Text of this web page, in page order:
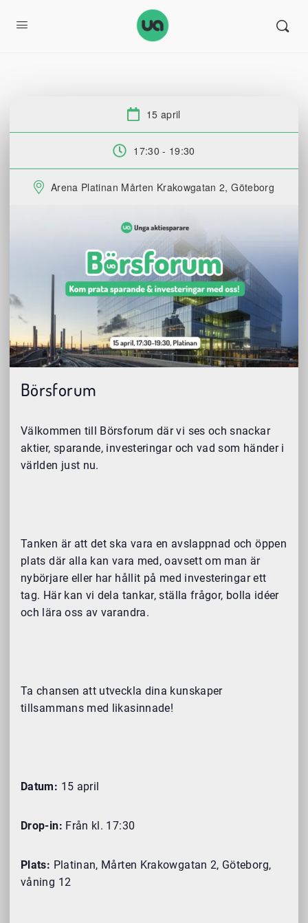
Datum:
15 april
Tid:
17:30 - 19:30
Plats:
Arena Platinan Mårten Krakowgatan 2, Göteborg
Börsforum
Välkommen till Börsforum där vi ses och snackar
aktier, sparande, investeringar och vad som händer i
världen just nu.
Tanken är att det ska vara en avslappnad och öppen
plats där alla kan vara med, oavsett om man är
nybörjare eller har hållit på med investeringar ett
tag. Här kan vi dela tankar, ställa frågor, bolla idéer
och lära oss av varandra.
Ta chansen att utveckla dina kunskaper
tillsammans med likasinnade!
Datum: 15 april
Drop-in: Från kl. 17:30
Plats: Platinan, Mårten Krakowgatan 2, Göteborg,
våning 12